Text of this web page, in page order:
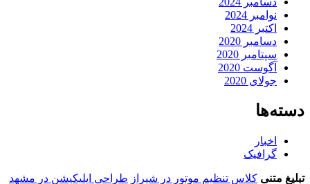
نوامبر 2024
اکتبر 2024
دسامبر 2020
سپتامبر 2020
آگوست 2020
جولای 2020
دسته‌ها
اخبار
گرافیک
تبلیغ متنی کلاس تنظیم موتور در شیراز طراحی اپلیکیشن در مشهد